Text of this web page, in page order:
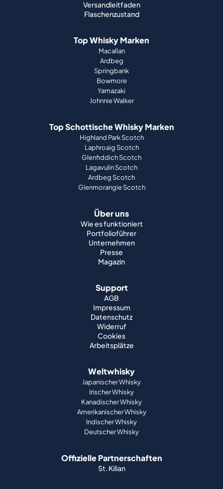
Versandleitfaden
Flaschenzustand
Top Whisky Marken
Macallan
Ardbeg
Springbank
Bowmore
Yamazaki
Johnnie Walker
Top Schottische Whisky Marken
Highland Park Scotch
Laphroaig Scotch
Glenfiddich Scotch
Lagavulin Scotch
Ardbeg Scotch
Glenmorangie Scotch
Über uns
Wie es funktioniert
Portfolioführer
Unternehmen
Presse
Magazin
Support
AGB
Impressum
Datenschutz
Widerruf
Cookies
Arbeitsplätze
Weltwhisky
Japanischer Whisky
Irischer Whisky
Kanadischer Whisky
Amerikanischer Whisky
Indischer Whisky
Deutscher Whisky
Offizielle Partnerschaften
St. Kilian